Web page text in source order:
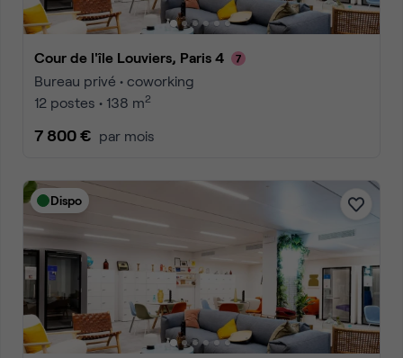
Cour de l'île Louviers, Paris 4
Bureau privé • coworking
12 postes • 138 m2
7 800 € par mois
Dispo